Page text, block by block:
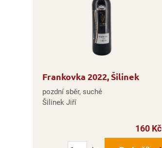
Frankovka 2022, Šilinek
pozdní sběr, suché
Šilinek Jiří
160 Kč
Počet